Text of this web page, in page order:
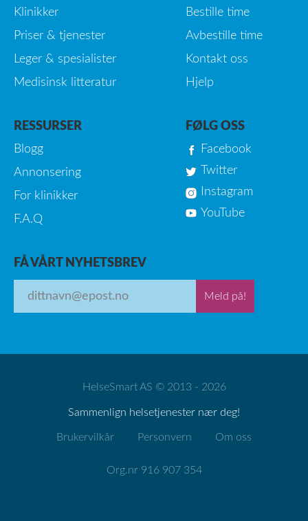
Klinikker
Priser & tjenester
Leger & spesialister
Medisinsk litteratur
Bestille time
Avbestille time
Kontakt oss
Hjelp
RESSURSER
Blogg
Annonsering
For klinikker
F.A.Q
FØLG OSS
Facebook
Twitter
Instagram
YouTube
FÅ VÅRT NYHETSBREV
Meld på!
HelseSmart AS © 2013 - 2026
Sammenlign helsetjenester nær deg!
Brukervilkår Personvern Om oss
Org.nr 916 907 354